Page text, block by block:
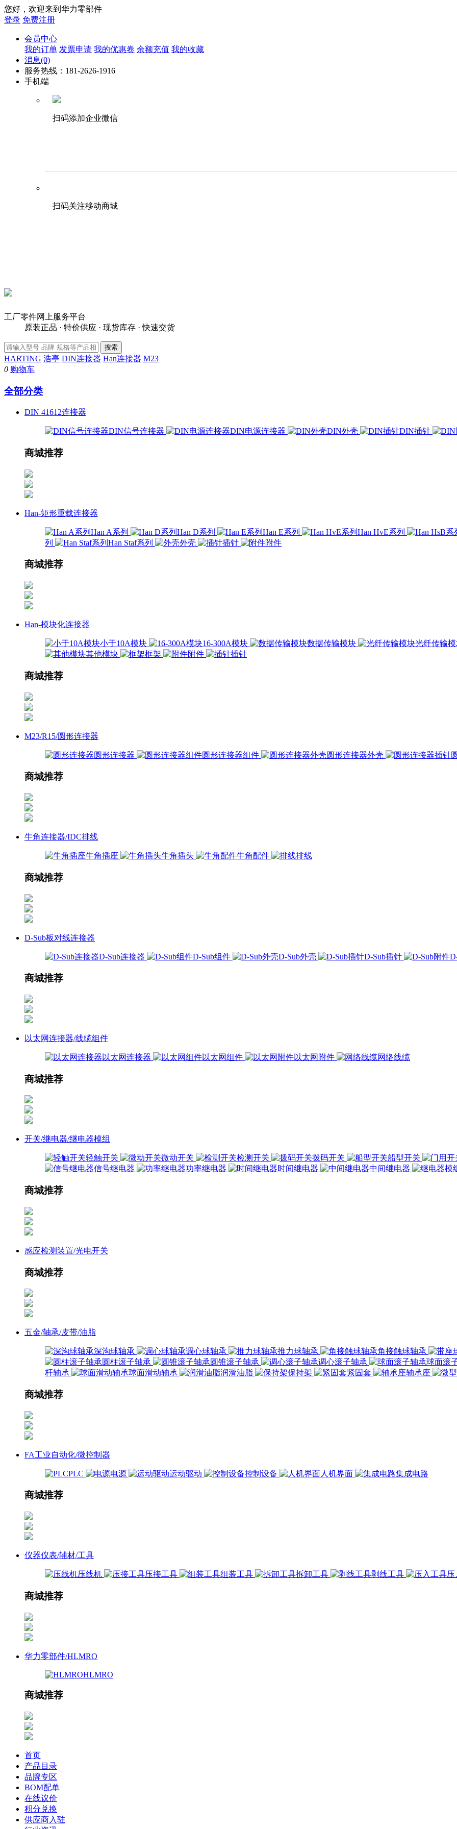
您好，欢迎来到华力零部件
登录 免费注册
会员中心
我的订单 发票申请 我的优惠卷 余额充值 我的收藏
消息(0)
服务热线：181-2626-1916
手机端
扫码添加企业微信
扫码关注移动商城
工厂零件网上服务平台
原装正品 · 特价供应 · 现货库存 · 快速交货
HARTING 浩亭 DIN连接器 Han连接器 M23
0 购物车
全部分类
DIN 41612连接器
DIN信号连接器 DIN电源连接器 DIN外壳 DIN插针
商城推荐
Han-矩形重载连接器
Han A系列 Han D系列 Han E系列 Han HvE系列
列
Han Staf系列 外壳 插针 附件
商城推荐
Han-模块化连接器
小于10A模块 16-300A模块 数据传输模块 光纤传输
其他模块
框架 附件 插针
商城推荐
M23/R15/圆形连接器
圆形连接器 圆形连接器组件 圆形连接器外壳
商城推荐
牛角连接器/IDC排线
牛角插座 牛角插头 牛角配件 排线
商城推荐
D-Sub板对线连接器
D-Sub连接器 D-Sub组件 D-Sub外壳 D-Sub插针
商城推荐
以太网连接器/线缆组件
以太网连接器 以太网组件 以太网附件 网络线缆
商城推荐
开关/继电器/继电器模组
轻触开关 微动开关 检测开关 拨码开关 船型开关
信号继电器
功率继电器 时间继电器 中间继电器
商城推荐
感应检测装置/光电开关
商城推荐
五金/轴承/皮带/油脂
深沟球轴承 调心球轴承 推力球轴承 角接触球轴承
圆柱滚子轴承
圆锥滚子轴承 调心滚子轴承 球面滚
杆轴承
球面滑动轴承 润滑油脂 保持架 紧固套 轴承座
商城推荐
FA工业自动化/微控制器
PLC 电源 运动驱动 控制设备 人机界面 集成电路
商城推荐
仪器仪表/辅材/工具
压线机 压接工具 组装工具 拆卸工具 剥线工具 压
商城推荐
华力零部件/HLMRO
HLMRO
商城推荐
首页
产品目录
品牌专区
BOM配单
在线议价
积分兑换
供应商入驻